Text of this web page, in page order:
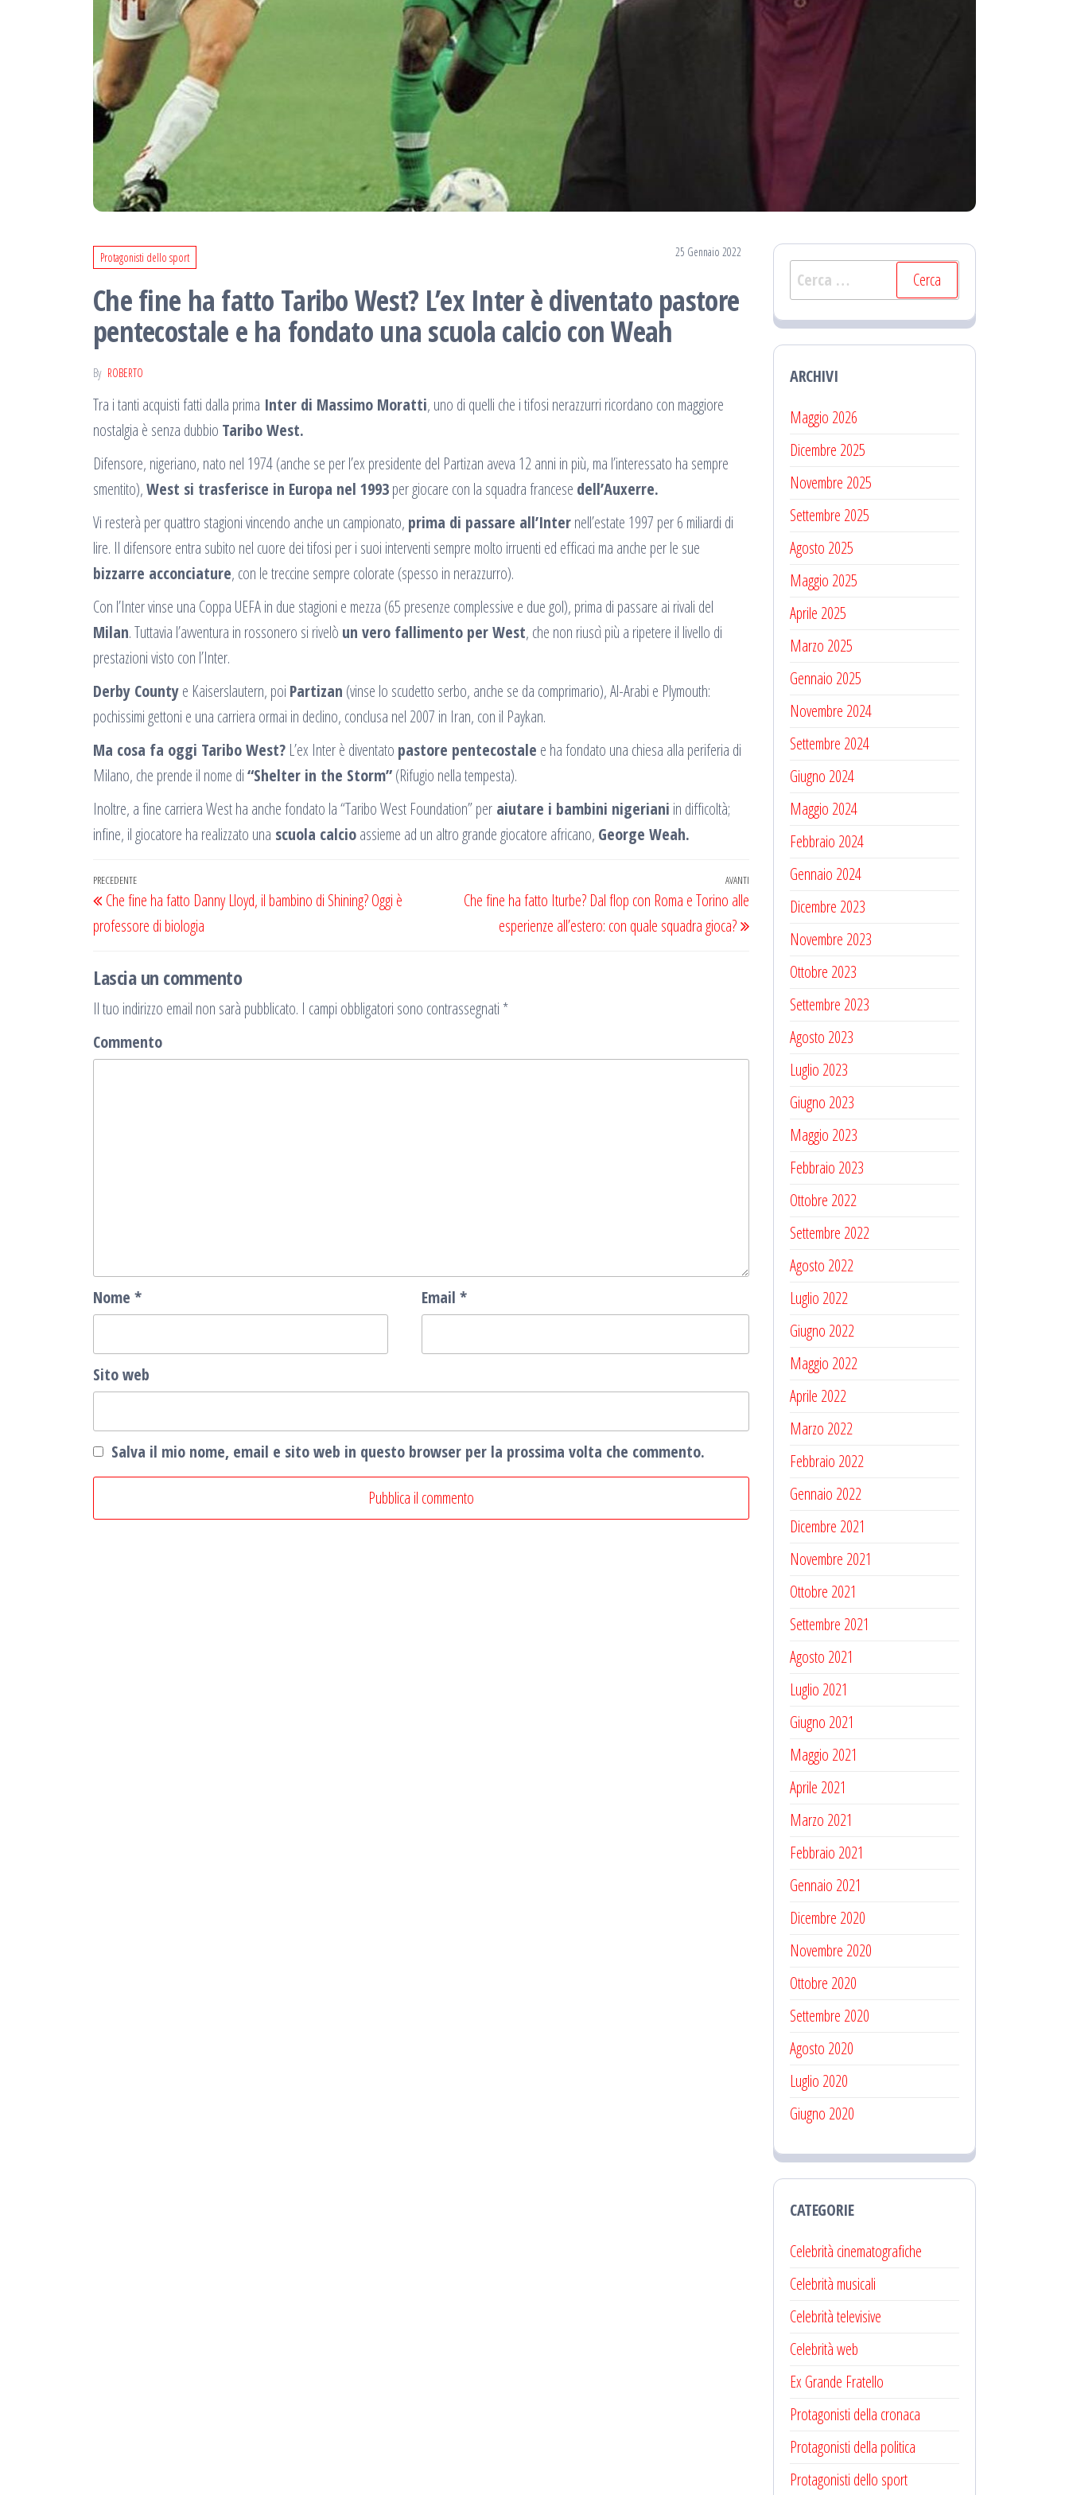
Protagonisti dello sport 25 Gennaio 2022
Che fine ha fatto Taribo West? L’ex Inter è diventato pastore
pentecostale e ha fondato una scuola calcio con Weah
By ROBERTO
Tra i tanti acquisti fatti dalla prima Inter di Massimo Moratti, uno di quelli che i tifosi nerazzurri ricordano con maggiore
nostalgia è senza dubbio Taribo West.
Difensore, nigeriano, nato nel 1974 (anche se per l’ex presidente del Partizan aveva 12 anni in più, ma l’interessato ha sempre
smentito),West si trasferisce in Europa nel 1993per giocare con la squadra francese dell’Auxerre.
Vi resterà per quattro stagioni vincendo anche un campionato, prima di passare all’Internell’estate 1997 per 6 miliardi di
lire. Il difensore entra subito nel cuore dei tifosi per i suoi interventi sempre molto irruenti ed efficaci ma anche per le sue
bizzarre acconciature, con le treccine sempre colorate (spesso in nerazzurro).
Con l’Inter vinse una Coppa UEFA in due stagioni e mezza (65 presenze complessive e due gol), prima di passare ai rivali del
Milan. Tuttavia l’avventura in rossonero si rivelò un vero fallimento per West, che non riuscì più a ripetere il livello di
prestazioni visto con l’Inter.
Derby Countye Kaiserslautern, poi Partizan (vinse lo scudetto serbo, anche se da comprimario), Al-Arabi e Plymouth:
pochissimi gettoni e una carriera ormai in declino, conclusa nel 2007 in Iran, con il Paykan.
Ma cosa fa oggi Taribo West? L’ex Inter è diventato pastore pentecostale e ha fondato una chiesa alla periferia di
Milano, che prende il nome di“Shelter in the Storm”(Rifugio nella tempesta).
Inoltre, a fine carriera West ha anche fondato la “Taribo West Foundation” per aiutare i bambini nigeriani in difficoltà;
infine, il giocatore ha realizzato una scuola calcioassieme ad un altro grande giocatore africano, George Weah.
Navigazione
articoli
Articolo
precedente
PRECEDENTE
Che fine ha fatto Danny Lloyd, il bambino di Shining? Oggi è
professore di biologia
successivo
AVANTI
Che fine ha fatto Iturbe? Dal flop con Roma e Torino alle
esperienze all’estero: con quale squadra gioca?
Lascia un commento
Il tuo indirizzo email non sarà pubblicato. I campi obbligatori sono contrassegnati *
Commento
Nome * Email *
Sito web
Salva il mio nome, email e sito web in questo browser per la prossima volta che commento.
Ricerca
per:
ARCHIVI
Maggio 2026
Dicembre 2025
Novembre 2025
Settembre 2025
Agosto 2025
Maggio 2025
Aprile 2025
Marzo 2025
Gennaio 2025
Novembre 2024
Settembre 2024
Giugno 2024
Maggio 2024
Febbraio 2024
Gennaio 2024
Dicembre 2023
Novembre 2023
Ottobre 2023
Settembre 2023
Agosto 2023
Luglio 2023
Giugno 2023
Maggio 2023
Febbraio 2023
Ottobre 2022
Settembre 2022
Agosto 2022
Luglio 2022
Giugno 2022
Maggio 2022
Aprile 2022
Marzo 2022
Febbraio 2022
Gennaio 2022
Dicembre 2021
Novembre 2021
Ottobre 2021
Settembre 2021
Agosto 2021
Luglio 2021
Giugno 2021
Maggio 2021
Aprile 2021
Marzo 2021
Febbraio 2021
Gennaio 2021
Dicembre 2020
Novembre 2020
Ottobre 2020
Settembre 2020
Agosto 2020
Luglio 2020
Giugno 2020
CATEGORIE
Celebrità cinematografiche
Celebrità musicali
Celebrità televisive
Celebrità web
Ex Grande Fratello
Protagonisti della cronaca
Protagonisti della politica
Protagonisti dello sport